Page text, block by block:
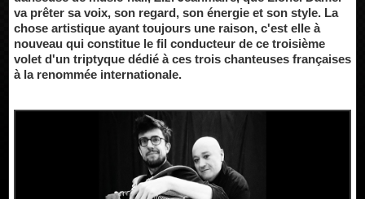
va prêter sa voix, son regard, son énergie et son style. La
chose artistique ayant toujours une raison, c'est elle à
nouveau qui constitue le fil conducteur de ce troisième
volet d'un triptyque dédié à ces trois chanteuses françaises
à la renommée internationale.